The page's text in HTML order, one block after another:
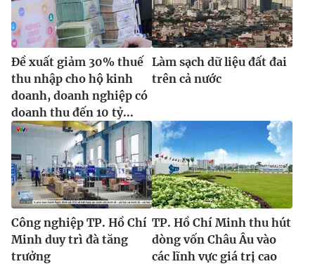
Đề xuất giảm 30% thuế
thu nhập cho hộ kinh
doanh, doanh nghiệp có
doanh thu đến 10 tỷ...
Làm sạch dữ liệu đất đai
trên cả nước
Công nghiệp TP. Hồ Chí
Minh duy trì đà tăng
trưởng
TP. Hồ Chí Minh thu hút
dòng vốn Châu Âu vào
các lĩnh vực giá trị cao